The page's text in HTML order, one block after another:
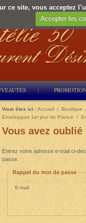
ce site, vous acceptez
Accepter les
Vous êtes ici :Accueil / Boutique
Enveloppes 1er jour de France /
Vous avez
Entrez votre adresse e-mail ci-
passe.
Rappel du mot de passe
E-mail